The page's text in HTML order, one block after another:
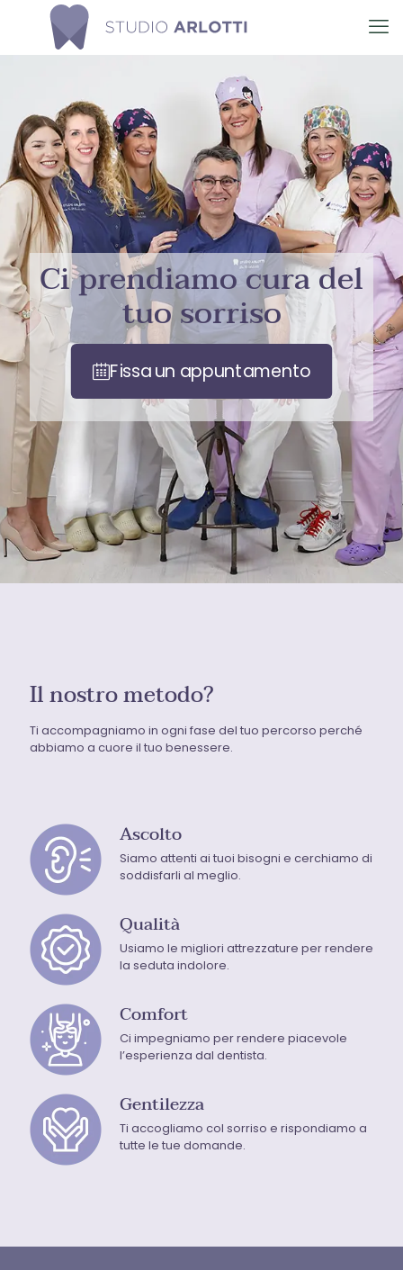
Ci prendiamo cura del
tuo sorriso
Fissa un appuntamento
Il nostro metodo?
Ti accompagniamo in ogni fase del tuo percorso perché
abbiamo a cuore il tuo benessere.
Ascolto
Siamo attenti ai tuoi bisogni e cerchiamo di
soddisfarli al meglio.
Qualità
Usiamo le migliori attrezzature per rendere
la seduta indolore.
Comfort
Ci impegniamo per rendere piacevole
l’esperienza dal dentista.
Gentilezza
Ti accogliamo col sorriso e rispondiamo a
tutte le tue domande.